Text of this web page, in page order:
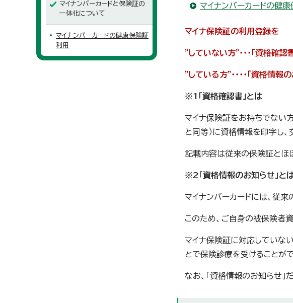
マイナンバーカードの健
マイナ保険証の利用登録を
”していない方”・・・「資格確認
”している方”・・・・「資格情報
※1「資格確認書」とは
マイナ保険証をお持ちでない
と同等）に資格情報を印字し、
記載内容は従来の保険証とほ
※2「資格情報のお知らせ」と
マイナンバーカードには、従
このため、ご自身の被保険者
マイナ保険証に対応していな
とで保険診療を受けることがで
なお、「資格情報のお知らせ
マイナンバーカードと保険証の
一体化について
マイナンバーカードの健康保険証
利用